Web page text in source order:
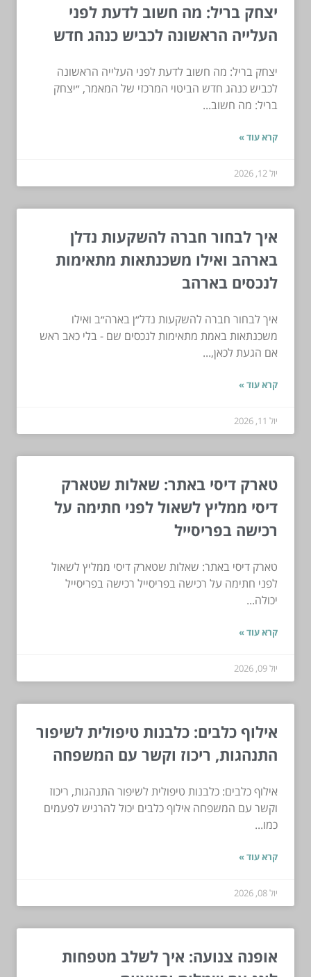
יצחק בריל: מה חשוב לדעת לפני
העלייה הראשונה לכביש כנהג חדש
יצחק בריל: מה חשוב לדעת לפני העלייה הראשונה
לכביש כנהג חדש הביטוי המרכזי של המאמר, ״יצחק
בריל: מה חשוב...
קרא עוד »
יול 12, 2026
איך לבחור חברה להשקעות נדלן
בארהב ואילו משכנתאות מתאימות
לנכסים בארהב
איך לבחור חברה להשקעות נדל״ן בארה״ב ואילו
משכנתאות באמת מתאימות לנכסים שם - בלי כאב ראש
אם הגעת לכאן,...
קרא עוד »
יול 11, 2026
טארק דיסי באתר: שאלות שטארק
דיסי ממליץ לשאול לפני חתימה על
רכישה בפריסייל
טארק דיסי באתר: שאלות שטארק דיסי ממליץ לשאול
לפני חתימה על רכישה בפריסייל רכישה בפריסייל
יכולה...
קרא עוד »
יול 09, 2026
אילוף כלבים: כלבנות טיפולית לשיפור
התנהגות, ריכוז וקשר עם המשפחה
אילוף כלבים: כלבנות טיפולית לשיפור התנהגות, ריכוז
וקשר עם המשפחה אילוף כלבים יכול להרגיש לפעמים
כמו...
קרא עוד »
יול 08, 2026
אופנה צנועה: איך לשלב מטפחות